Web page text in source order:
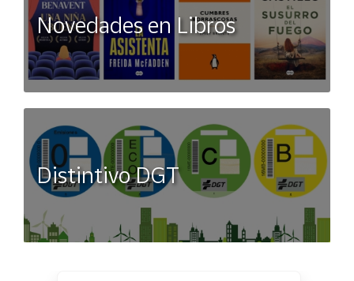
Novedades en Libros
Distintivo DGT